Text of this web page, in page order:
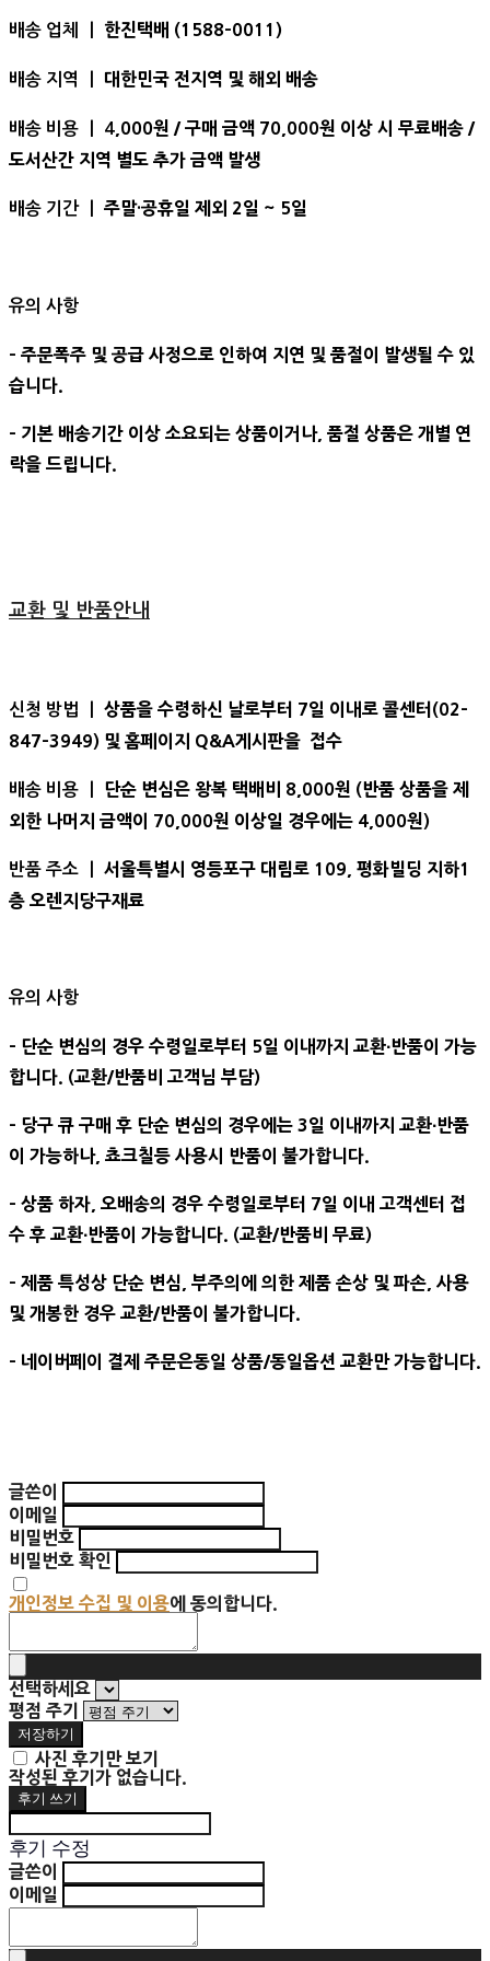
배송 업체 ㅣ 한진택배 (1588-0011)
배송 지역 ㅣ 대한민국 전지역 및 해외 배송
배송 비용 ㅣ 4 ,000원 / 구매 금액 70,000원 이상 시 무료배송 /
도서산간 지역 별도 추가 금액 발생
배송 기간 ㅣ 주말·공휴일 제외 2일 ~ 5일
유의 사항
- 주문폭주 및 공급 사정으로 인하여 지연 및 품절이 발생될 수 있
습니다.
- 기본 배송기간 이상 소요되는 상품이거나, 품절 상품은 개별 연
락을 드립니다.
교환 및 반품안내
신청 방법 ㅣ 상품을 수령하신 날로부터 7일 이내로 콜센터(02-
847-3949) 및 홈페이지 Q&A게시판을 접수
배송 비용 ㅣ
단순 변심은 왕복 택배비 8,000원 (반품 상품을 제
외한 나머지 금액이 70,000원 이상일 경우에는 4,000원)
반품 주소 ㅣ 서울특별시 영등포구 대림로 109, 평화빌딩 지하1
층 오렌지당구재료
유의 사항
- 단순 변심의 경우 수령일로부터 5일 이내까지 교환∙반품이 가능
합니다. (교환/반품비 고객님 부담)
- 당구 큐 구매 후 단순 변심의 경우에는 3일 이내까지 교환∙반품
이 가능하나, 쵸크칠등 사용시 반품이 불가합니다.
- 상품 하자, 오배송의 경우 수령일로부터 7일 이내 고객센터 접
수 후 교환∙반품이 가능합니다. (교환/반품비 무료)
- 제품 특성상 단순 변심, 부주의에 의한 제품 손상 및 파손, 사용
및 개봉한 경우 교환/반품이 불가합니다.
- 네이버페이 결제 주문은동일 상품/동일옵션 교환만 가능합니다.
글쓴이
이메일
비밀번호
비밀번호 확인
개인정보 수집 및 이용에 동의합니다.
선택하세요
평점 주기
저장하기
사진 후기만 보기
작성된 후기가 없습니다.
후기 쓰기
후기 수정
글쓴이
이메일